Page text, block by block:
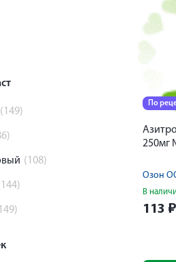
(149)
(108)
По
250мг
Озон
В
113 ₽